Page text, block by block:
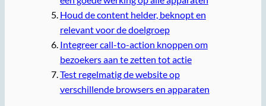
Houd de content helder, beknopt en
relevant voor de doelgroep
Integreer call-to-action knoppen om
bezoekers aan te zetten tot actie
Test regelmatig de website op
verschillende browsers en apparaten